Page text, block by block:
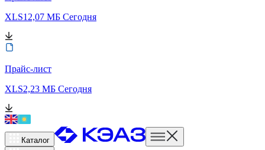
XLS12,07 МБ Сегодня
Прайс-лист
XLS2,23 МБ Сегодня
Каталог